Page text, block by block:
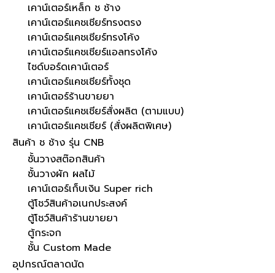
เคาน์เตอร์เหล็ก ช ช้าง
เคาน์เตอร์แคชเชียร์ทรงตรง
เคาน์เตอร์แคชเชียร์ทรงโค้ง
เคาน์เตอร์แคชเชียร์แอลทรงโค้ง
ไซด์บอร์ดเคาน์เตอร์
เคาน์เตอร์แคชเชียร์ทั้งชุด
เคาน์เตอร์ร้านขายยา
เคาน์เตอร์แคชเชียร์สั่งผลิต (ตามแบบ)
เคาน์เตอร์แคชเชียร์ (สั่งผลิตพิเศษ)
สินค้า ช ช้าง รุ่น CNB
ชั้นวางสต๊อกสินค้า
ชั้นวางผัก ผลไม้
เคาน์เตอร์เก็บเงิน Super rich
ตู้โชว์สินค้าอเนกประสงค์
ตู้โชว์สินค้าร้านขายยา
ตู้กระจก
ชั้น Custom Made
อุปกรณ์ตลาดนัด